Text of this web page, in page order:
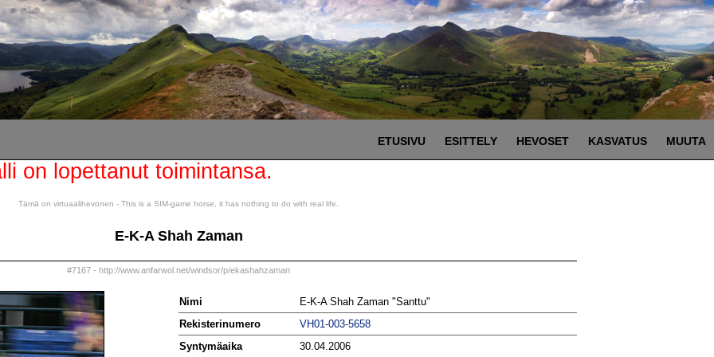
ETUSIVU ESITTELY HEVOSET KASVATUS MUUTA
on lopettanut toimintansa.
Tämä on virtuaalihevonen - This is a SIM-game horse, it has nothing to do with real life.
E-K-A Shah Zaman
#7167 - http://www.anfarwol.net/windsor/p/ekashahzaman
Nimi
E-K-A Shah Zaman "Santtu"
Rekisterinumero
VH01-003-5658
Syntymäaika
30.04.2006